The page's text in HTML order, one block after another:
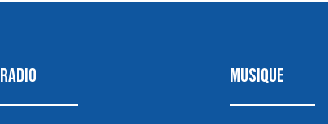
RADIO MUSIQUE